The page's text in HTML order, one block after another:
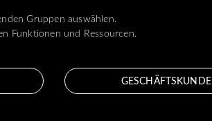
Gruppen auswählen.
Funktionen und Ressourcen.
GESCHÄFTSKUNDE